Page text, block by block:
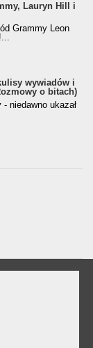
Lauryn Hill i
Grammy Leon
wywiadów i
o bitach)
niedawno ukazał